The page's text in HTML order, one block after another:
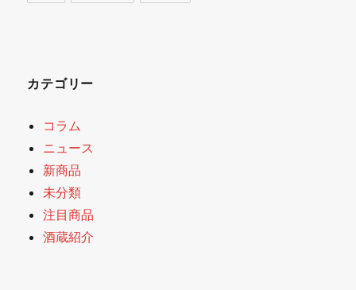
カテゴリー
コラム
ニュース
新商品
未分類
注目商品
酒蔵紹介